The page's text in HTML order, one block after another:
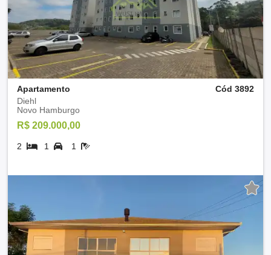
Apartamento
Cód 3892
Diehl
Novo Hamburgo
R$ 209.000,00
2 1 1